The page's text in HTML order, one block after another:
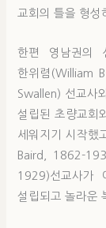
교회의 틀을 형성
한편 영남권의
한위렴(William
Swallen) 선교사
설립된 초량교회
세워지기 시작했
Baird, 1862-
1929)선교사가
설립되고 놀라운